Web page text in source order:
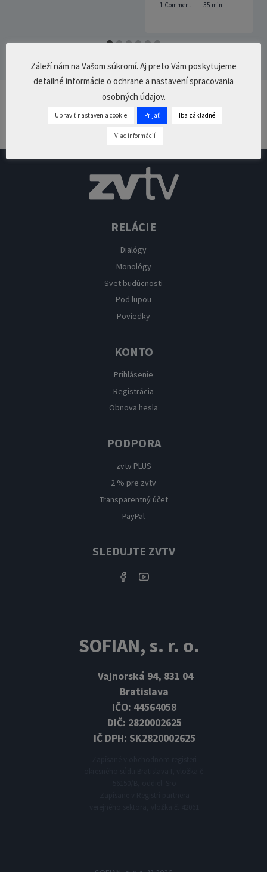
1 Comment
35 min.
Pridaj komentár
Prepáčte, ale pred zanechaním komentára sa musíte
RELÁCIE
Dialógy
Monológy
Svet budúcnosti
Pod lupou
Poviedky
KONTO
Prihlásenie
Registrácia
Obnova hesla
PODPORA
zvtv PLUS
2 % pre zvtv
Transparentný účet
PayPal
SLEDUJTE ZVTV
SOFIAN, s. r. o.
Vajnorská 94, 831 04
Bratislava
IČO: 44564058
DIČ: 2820002625
IČ DPH: SK2820002625
Záleží nám na Vašom súkromí. Aj preto Vám poskytujeme
detailné informácie o ochrane a nastavení spracovania
osobných údajov.
Upraviť nastavenia cookie Prijať Iba základné
Viac informácií